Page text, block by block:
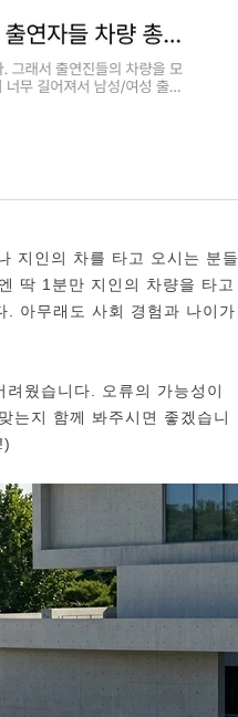
지인의 차를 타고 오시는 분들
딱 1분만 지인의 차량을 타고
. 아무래도 사회 경험과 나이가
웠습니다. 오류의 가능성이
는지 함께 봐주시면 좋겠습니